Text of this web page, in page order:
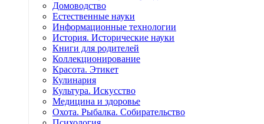
Домоводство
Естественные науки
Информационные технологии
История. Исторические науки
Книги для родителей
Коллекционирование
Красота. Этикет
Кулинария
Культура. Искусство
Медицина и здоровье
Охота. Рыбалка. Собирательство